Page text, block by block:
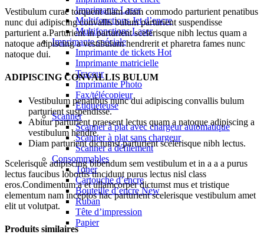
Imprimante Laser
Multifonctions Jet d’encre
Multifonctions Laser
Imprimante spéciale
Imprimante de tickets Hot
Imprimante matricielle
Traceur
Imprimante Photo
Fax/télécopieur
Etiqueteuse
Scanner
Scanner à plat avec chargeur automatique
Scanner à plat sans chargeur
Scanner à défilement
Consommables
Toner
Cartouche d’encre
Bouteille d’encreNew
Ruban
Tête d’impression
Papier
Vestibulum curae torquent diam diam commodo parturient penatibus
nunc dui adipiscing convallis bulum parturient suspendisse
parturient a.Parturient in parturient scelerisque nibh lectus quam a
natoque adipiscing a vestibulum hendrerit et pharetra fames nunc
natoque dui.
ADIPISCING CONVALLIS BULUM
Vestibulum penatibus nunc dui adipiscing convallis bulum
parturient suspendisse.
Abitur parturient praesent lectus quam a natoque adipiscing a
vestibulum hendre.
Diam parturient dictumst parturient scelerisque nibh lectus.
Scelerisque adipiscing bibendum sem vestibulum et in a a a purus
lectus faucibus lobortis tincidunt purus lectus nisl class
eros.Condimentum a et ullamcorper dictumst mus et tristique
elementum nam inceptos hac parturient scelerisque vestibulum amet
elit ut volutpat.
Produits similaires